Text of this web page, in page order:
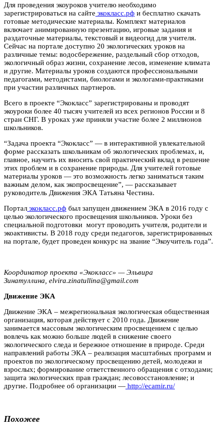
Для проведения экоуроков учителю необходимо
зарегистрироваться на сайте экокласс.рф и бесплатно скачать
готовые методические материалы. Комплект материалов
включает анимированную презентацию, игровые задания и
раздаточные материалы, текстовый и видеогид для учителя.
Сейчас на портале доступно 20 экологических уроков на
различные темы: водосбережение, раздельный сбор отходов,
экологичный образ жизни, сохранение лесов, изменение климата
и другие. Материалы уроков создаются профессиональными
педагогами, методистами, биологами и экологами-практиками
при участии различных партнеров.
Всего в проекте “Экокласс” зарегистрированы и проводят
экоуроки более 40 тысяч учителей из всех регионов России и 8
стран СНГ. В уроках уже приняли участие более 2 миллионов
школьников.
“Задача проекта “Экокласс” — в интерактивной увлекательной
форме рассказать школьникам об экологических проблемах, и,
главное, научить их вносить свой практический вклад в решение
этих проблем и в сохранение природы. Для учителей готовые
материалы уроков — это возможность легко заниматься таким
важным делом, как экопросвещение”, — рассказывает
руководитель Движения ЭКА Татьяна Честина.
Портал экокласс.рф был запущен движением ЭКА в 2016 году с
целью экологического просвещения школьников. Уроки без
специальной подготовки могут проводить учителя, родители и
экоактивисты. В 2018 году среди педагогов, зарегистрированных
на портале, будет проведен конкурс на звание “Экоучитель года”.
Координатор проекта «Экокласс» — Эльвира
Зинатуллина, elvira.zinatullina@gmail.com
Движение ЭКА
Движение ЭКА – межрегиональная экологическая общественная
организация, которая действует с 2010 года. Движение
занимается массовым экологическим просвещением с целью
вовлечь как можно больше людей в снижение своего
экологического следа и бережное отношение в природе. Среди
направлений работы ЭКА – реализация масштабных программ и
проектов по экологическому просвещению детей, молодежи и
взрослых; формирование ответственного обращения с отходами;
защита экологических прав граждан; лесовосстановление; и
другие. Подробнее об организации — http://ecamir.ru/
Похожее